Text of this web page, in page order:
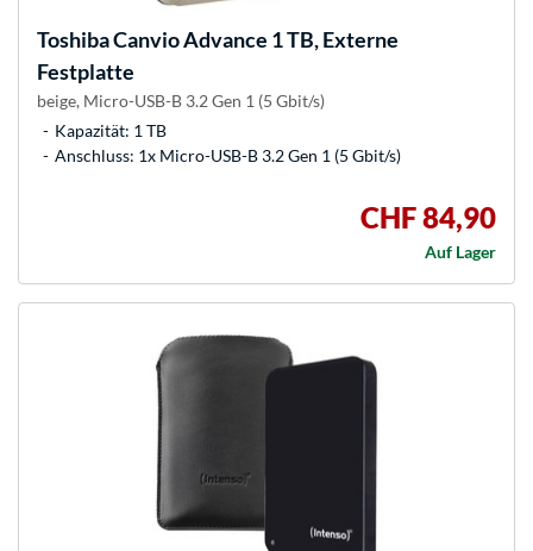
ToshibaCanvio Advance 1 TB, Externe
Festplatte
beige, Micro-USB-B 3.2 Gen 1 (5 Gbit/s)
Kapazität: 1 TB
Anschluss: 1x Micro-USB-B 3.2 Gen 1 (5 Gbit/s)
CHF 84,90
Auf Lager